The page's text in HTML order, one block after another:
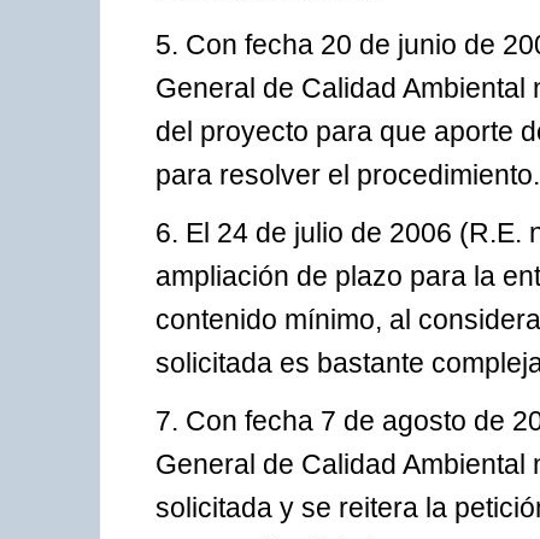
5. Con fecha 20 de junio de
General de Calidad Ambiental
del proyecto para que aporte
para resolver el procedimiento.
6. El 24 de julio de 2006 (R.E.
ampliación de plazo para la
contenido mínimo, al
solicitada es bastante
7. Con fecha 7 de agosto de
General de Calidad Ambiental
solicitada y se reitera la